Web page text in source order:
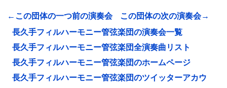
←この団体の一つ前の演奏会
この団体の次の演奏会→
長久手フィルハーモニー管弦楽団の演奏会一覧
長久手フィルハーモニー管弦楽団全演奏曲リスト
長久手フィルハーモニー管弦楽団のホームページ
長久手フィルハーモニー管弦楽団のツイッターアカウ